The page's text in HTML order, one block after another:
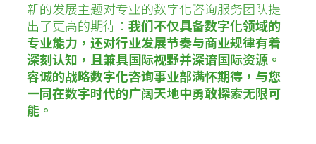
新的发展主题对专业的数字化咨询服务团队提
出了更高的期待： 我们不仅具备数字化领域的
专业能力，还对行业发展节奏与商业规律有着
深刻认知，且兼具国际视野并深谙国际资源。
容诚的战略数字化咨询事业部满怀期待，与您
一同在数字时代的广阔天地中勇敢探索无限可
能。